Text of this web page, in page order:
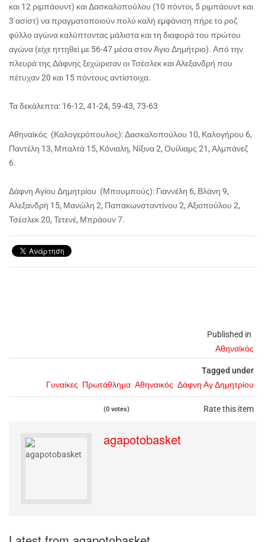
Published in
Αθηναϊκός
Tagged under
Γυναίκες Πρωτάθλημα Αθηναικός Δάφνη Αγ Δημητρίου
Rate this item
(0 votes)
και 12 ριμπάουντ) και Δασκαλοπούλου (10 πόντοι, 5 ριμπάουντ και
3 ασίστ) να πραγματοποιούν πολύ καλή εμφάνιση πήρε το ροζ
φύλλο αγώνα καλύπτοντας μάλιστα και τη διαφορά του πρώτου
αγώνα (είχε ηττηθεί με 56-47 μέσα στον Άγιο Δημήτριο). Από την
πλευρά της Δάφνης ξεχώρισαν οι Τσέσλεκ και Αλεξανδρή που
πέτυχαν 20 και 15 πόντους αντίστοιχα.
Τα δεκάλεπτα: 16-12, 41-24, 59-43, 73-63
Αθηναϊκός (Καλογερόπουλος): Δασκαλοπούλου 10, Καλογήρου 6,
Παντέλη 13, Μπαλτά 15, Κόνιαλη, Νίξινα 2, Ουίλιαμς 21, Αλμπάνεζ
6.
Δάφνη Αγίου Δημητρίου (Μπουμπούς): Γιαννέλη 6, Βλάνη 9,
Αλεξανδρή 15, Μανώλη 2, Παπακωνσταντίνου 2, Αξιοπούλου 2,
Τσέσλεκ 20, Τετενέ, Μπράουν 7.
agapotobasket